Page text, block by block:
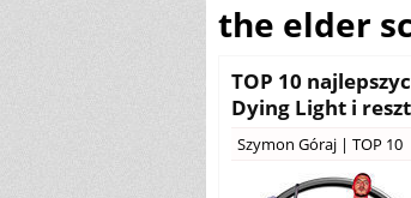
the elder
TOP 10
Dying Light i
Szymon Góraj | TOP 10